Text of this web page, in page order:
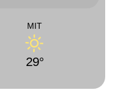
MIT
29°